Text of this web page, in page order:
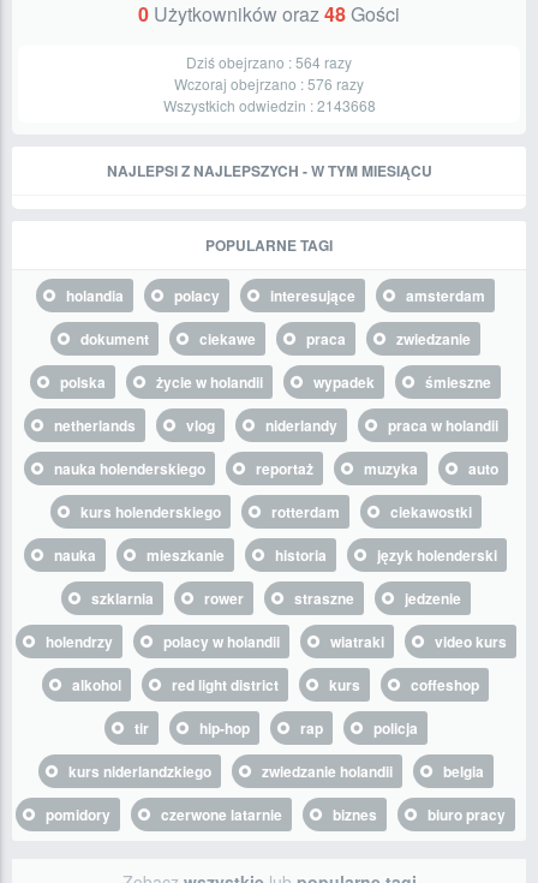
0 Użytkowników oraz48Gości
Dziś obejrzano :564 razy
Wczoraj obejrzano :576 razy
Wszystkich odwiedzin :2143668
NAJLEPSI Z NAJLEPSZYCH - W TYM MIESIĄCU
POPULARNE TAGI
holandia polacy interesujące
amsterdam
dokument
ciekawe praca
zwiedzanie
polska
życie w holandii wypadek
śmieszne
netherlands
vlog niderlandy
praca w holandii
nauka holenderskiego
reportaż muzyka
auto
kurs holenderskiego
rotterdam
ciekawostki
nauka
mieszkanie historia
język holenderski
szklarnia
rower straszne
jedzenie
holendrzy
polacy w holandii wiatraki
video kurs
alkohol
red light district kurs
coffeshop
tir
hip-hop rap
policja
kurs niderlandzkiego
zwiedzanie holandii
belgia
pomidory
czerwone latarnie biznes biuro pracy